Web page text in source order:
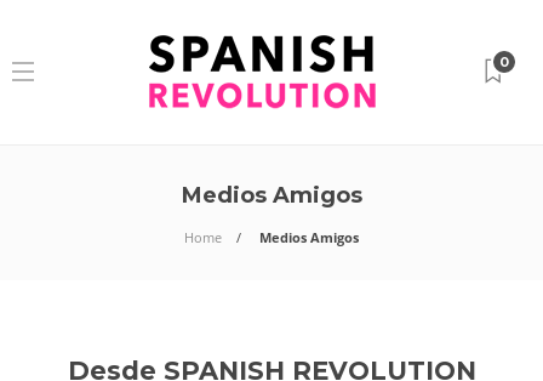
0
Medios Amigos
Home Medios Amigos
Desde SPANISH REVOLUTION